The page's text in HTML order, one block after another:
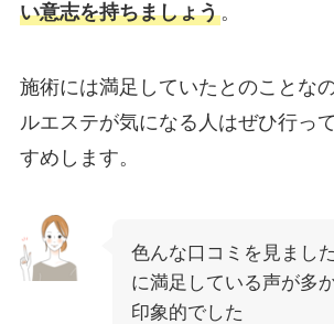
い意志を持ちましょう。
施術には満足していたとのことな
ルエステが気になる人はぜひ行っ
すめします。
色んな口コミを見まし
に満足している声が多
印象的でした